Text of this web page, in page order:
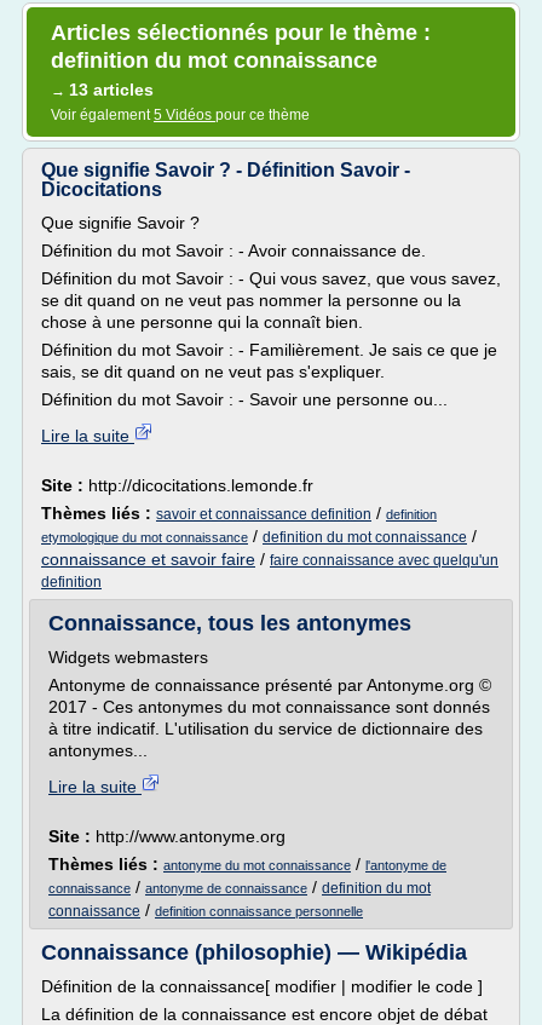
Articles sélectionnés pour le thème :
definition du mot connaissance
→ 13 articles
Voir également5 Vidéos pour ce thème
Que signifie Savoir ? - Définition Savoir -
Dicocitations
Que signifie Savoir ?
Définition du mot Savoir : - Avoir connaissance de.
Définition du mot Savoir : - Qui vous savez, que vous savez,
se dit quand on ne veut pas nommer la personne ou la
chose à une personne qui la connaît bien.
Définition du mot Savoir : - Familièrement. Je sais ce que je
sais, se dit quand on ne veut pas s'expliquer.
Définition du mot Savoir : - Savoir une personne ou...
Lire la suite
Site : http://dicocitations.lemonde.fr
Thèmes liés : savoir et connaissance definition / definition
etymologique du mot connaissance / definition du mot connaissance /
connaissance et savoir faire / faire connaissance avec quelqu'un
definition
Connaissance, tous les antonymes
Widgets webmasters
Antonyme de connaissance présenté par Antonyme.org ©
2017 - Ces antonymes du mot connaissance sont donnés
à titre indicatif. L'utilisation du service de dictionnaire des
antonymes...
Lire la suite
Site : http://www.antonyme.org
Thèmes liés : antonyme du mot connaissance / l'antonyme de
connaissance / antonyme de connaissance / definition du mot
connaissance / definition connaissance personnelle
Connaissance (philosophie) — Wikipédia
Définition de la connaissance[ modifier | modifier le code ]
La définition de la connaissance est encore objet de débat